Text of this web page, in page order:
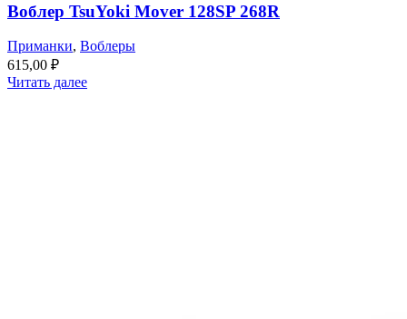
Воблер TsuYoki Mover 128SP 268R
Приманки, Воблеры
615,00 ₽
Читать далее